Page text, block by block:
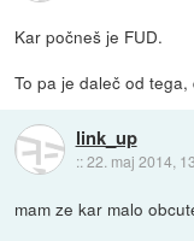
Kar počneš je FUD.
To pa je daleč od
link_up
::22. maj 2014,
mam ze kar malo